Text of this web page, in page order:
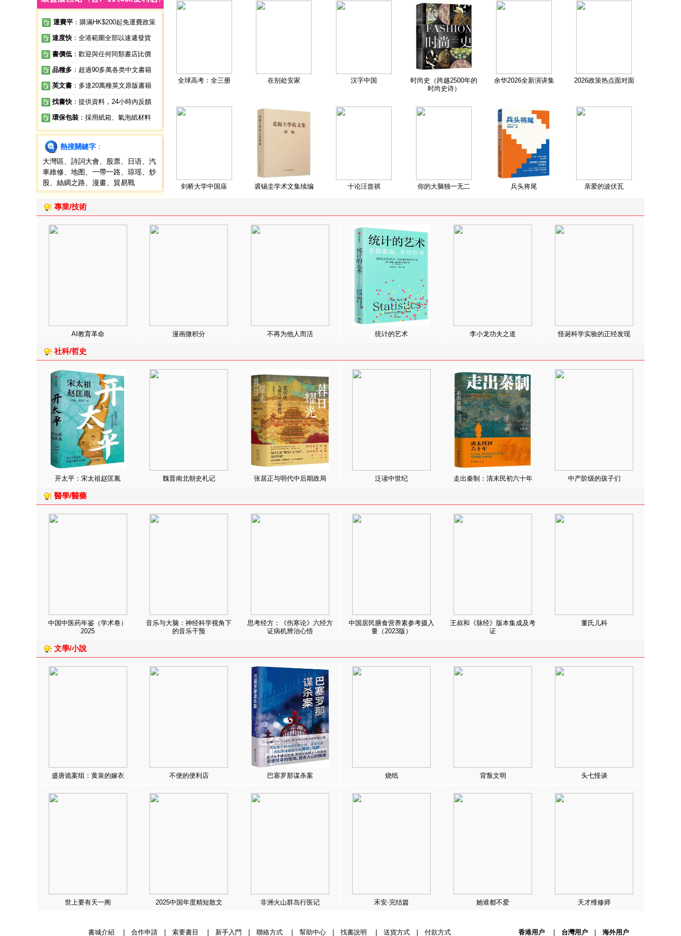
運費平 ：購滿HK$200起免運費政策
速度快 ：全港範圍全部以速遞發貨
書價低 ：歡迎與任何同類書店比價
品種多 ：超過90多萬各类中文書籍
英文書 ：多達20萬種英文原版書籍
找書快 ：提供資料，24小時內反饋
環保包裝 ：採用紙箱、氣泡紙材料
熱搜關鍵字 ：
大灣區
詩詞大會 股票 日语
汽
車維修
地图 一帶一路 琼瑶
炒
股
絲綢之路 漫畫 貿易戰
全球高考：全三册 在别处安家 汉字中国
时尚史（跨越2500年的
时尚史诗）
余华2026全新演讲集 2026政策热点面对面
剑桥大学中国庙 裘锡圭学术文集续编 十论汪曾祺 你的大脑独一无二 兵头将尾 亲爱的波伏瓦
專業/技術
AI教育革命 漫画微积分 不再为他人而活 统计的艺术 李小龙功夫之道 怪诞科学实验的正经发现
社科/哲史
开太平：宋太祖赵匡胤 魏晋南北朝史札记 张居正与明代中后期政局 泛读中世纪 走出秦制：清末民初六十年 中产阶级的孩子们
醫學/醫藥
中国中医药年鉴（学术卷）
2025
音乐与大脑：神经科学视角下
的音乐干预
思考经方：《伤寒论》六经方
证病机辨治心悟
中国居民膳食营养素参考摄入
量（2023版）
王叔和《脉经》版本集成及考
证
董氏儿科
文學/小說
盛唐诡案组：黄泉的嫁衣 不便的便利店 巴塞罗那谋杀案 烧纸 背叛文明 头七怪谈
世上要有天一阁 2025中国年度精短散文 非洲火山群岛行医记 禾安·完结篇 她谁都不爱 天才维修师
書城介紹 合作申請| 索要書目 新手入門 聯絡方式| 幫助中心| 找書說明 送貨方式| 付款方式 香港用户| 台灣用户| 海外用户